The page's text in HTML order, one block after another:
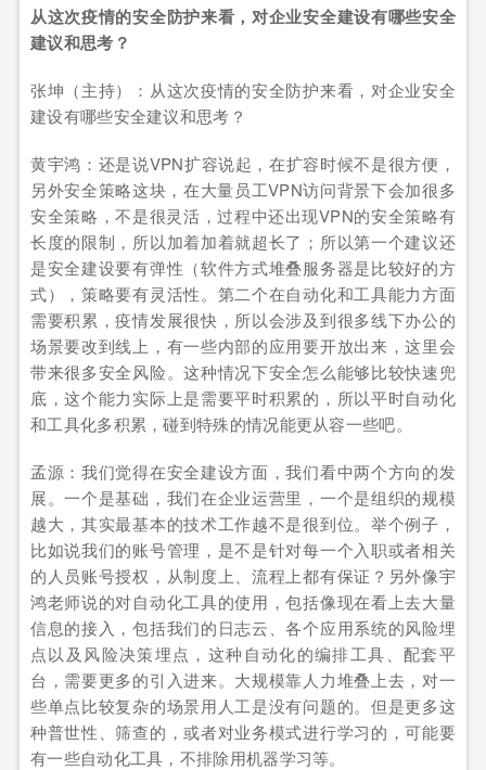
从这次疫情的安全防护来看，对企业安全建设有哪些安全
建议和思考？
张坤（主持）：从这次疫情的安全防护来看，对企业安全
建设有哪些安全建议和思考？
黄宇鸿：还是说VPN扩容说起，在扩容时候不是很方便，
另外安全策略这块，在大量员工VPN访问背景下会加很多
安全策略，不是很灵活，过程中还出现VPN的安全策略有
长度的限制，所以加着加着就超长了；所以第一个建议还
是安全建设要有弹性（软件方式堆叠服务器是比较好的方
式），策略要有灵活性。第二个在自动化和工具能力方面
需要积累，疫情发展很快，所以会涉及到很多线下办公的
场景要改到线上，有一些内部的应用要开放出来，这里会
带来很多安全风险。这种情况下安全怎么能够比较快速兜
底，这个能力实际上是需要平时积累的，所以平时自动化
和工具化多积累，碰到特殊的情况能更从容一些吧。
孟源：我们觉得在安全建设方面，我们看中两个方向的发
展。一个是基础，我们在企业运营里，一个是组织的规模
越大，其实最基本的技术工作越不是很到位。举个例子，
比如说我们的账号管理，是不是针对每一个入职或者相关
的人员账号授权，从制度上、流程上都有保证？另外像宇
鸿老师说的对自动化工具的使用，包括像现在看上去大量
信息的接入，包括我们的日志云、各个应用系统的风险埋
点以及风险决策埋点，这种自动化的编排工具、配套平
台，需要更多的引入进来。大规模靠人力堆叠上去，对一
些单点比较复杂的场景用人工是没有问题的。但是更多这
种普世性、筛查的，或者对业务模式进行学习的，可能要
有一些自动化工具，不排除用机器学习等。